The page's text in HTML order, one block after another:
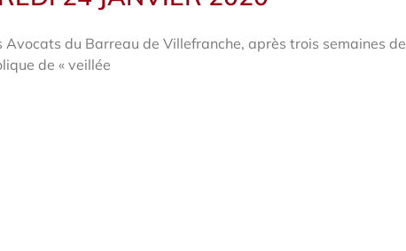
du Barreau de Villefranche, après trois semaines de
de « veillée